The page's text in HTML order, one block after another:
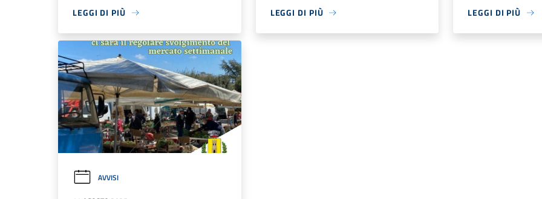
LEGGI DI PIÙ LEGGI DI PIÙ LEGGI DI PIÙ
AVVISI